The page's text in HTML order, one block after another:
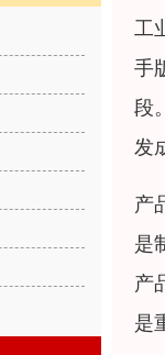
工
手
段
发
产
是
产
是